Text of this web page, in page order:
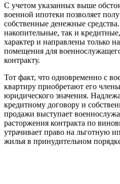
С учетом указанных выше
военной ипотеки позволяет
собственные денежные
накопительные, так и
характер и направлены только
помещения для
контракту.
Тот факт, что одновременно с
квартиру приобретают его
юридического значения.
кредитному договору и
продажи выступает
расторжения контракта по
утрачивает право на льготную
жилья в принудительном